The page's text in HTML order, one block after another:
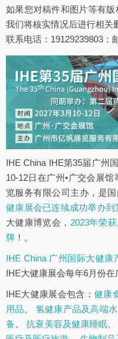
如果您对稿件和图片等有版
我们将核实情况后进行相关
联系电话：19129239803；
IHE China IHE第35届广州
10-12日在广州•广交会展
览服务有限公司主办，是国
健康展会已连续成功举办到
大健康博览会， 2023年荣
牌 ！。
IHE China 广州国际大健康
IHE大健康展会每年6月份在
IHE大健康展会包含： 健康
用品
氢健康产品及高端水
备 、抗衰美容及健康睡眠